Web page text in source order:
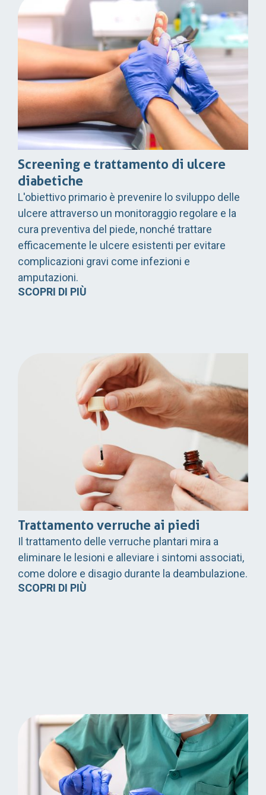
Screening e trattamento di ulcere
diabetiche
L'obiettivo primario è prevenire lo sviluppo delle
ulcere attraverso un monitoraggio regolare e la
cura preventiva del piede, nonché trattare
efficacemente le ulcere esistenti per evitare
complicazioni gravi come infezioni e
amputazioni.
SCOPRI DI PIÙ
Trattamento verruche ai piedi
Il trattamento delle verruche plantari mira a
eliminare le lesioni e alleviare i sintomi associati,
come dolore e disagio durante la deambulazione.
SCOPRI DI PIÙ